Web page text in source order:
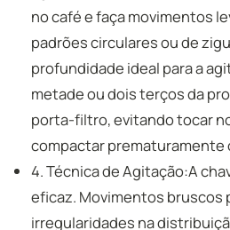
no café e faça movimentos
padrões circulares ou de
profundidade ideal para a
metade ou dois terços da
porta-filtro, evitando tocar
compactar prematuramente
4. Técnica de Agitação:A
eficaz. Movimentos bruscos
irregularidades na